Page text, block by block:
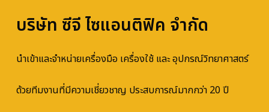
บริษัท ซีจี ไซแอนติฟิค จำกัด
นำเข้าและจำหน่ายเครื่องมือ เครื่องใช้ และ อุปกรณ์วิทยาศาสตร์
ด้วยทีมงานที่มีความเชี่ยวชาญ ประสบการณ์มากกว่า 20 ปี